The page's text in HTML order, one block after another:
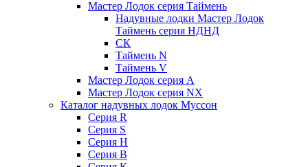
Мастер Лодок серия Таймень
Надувные лодки Мастер Лодок
Таймень серия НДНД
СК
Таймень N
Таймень V
Мастер Лодок серия А
Мастер Лодок серия NX
Каталог надувных лодок Муссон
Серия R
Серия S
Серия H
Серия B